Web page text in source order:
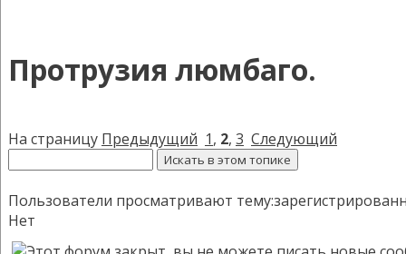
Протрузия люмбаго.
На страницу Предыдущий 1, 2, 3 Следующий
Пользователи просматривают
Нет